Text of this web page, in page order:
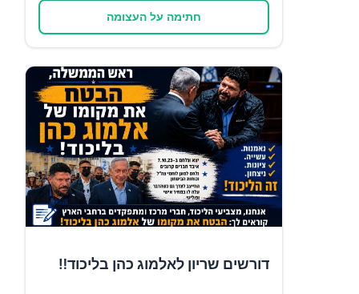
חתימה על העצומה
דורשים שריון לאלמוג כהן בליכוד‼️